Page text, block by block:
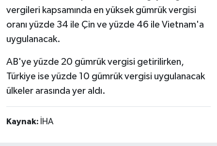
vergileri kapsamında en yüksek gümrük vergisi
oranı yüzde 34 ile Çin ve yüzde 46 ile Vietnam'a
uygulanacak.
AB'ye yüzde 20 gümrük vergisi getirilirken,
Türkiye ise yüzde 10 gümrük vergisi uygulanacak
ülkeler arasında yer aldı.
Kaynak: İHA